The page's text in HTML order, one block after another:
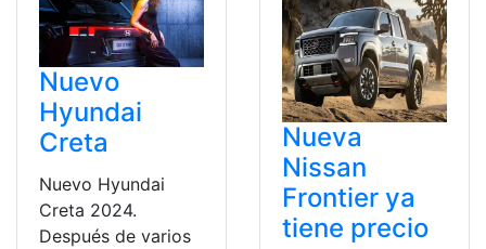
Nuevo
Hyundai
Creta
Nuevo Hyundai
Creta 2024.
Después de varios
Nueva
Nissan
Frontier ya
tiene precio